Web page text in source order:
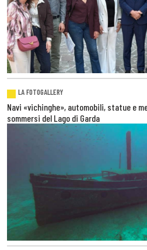
LA FOTOGALLERY
Navi «vichinghe», automobili, statue e
sommersi del Lago di Garda